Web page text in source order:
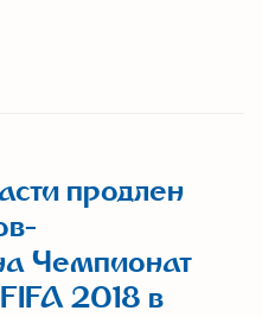
продлен
Чемпионат
2018 в